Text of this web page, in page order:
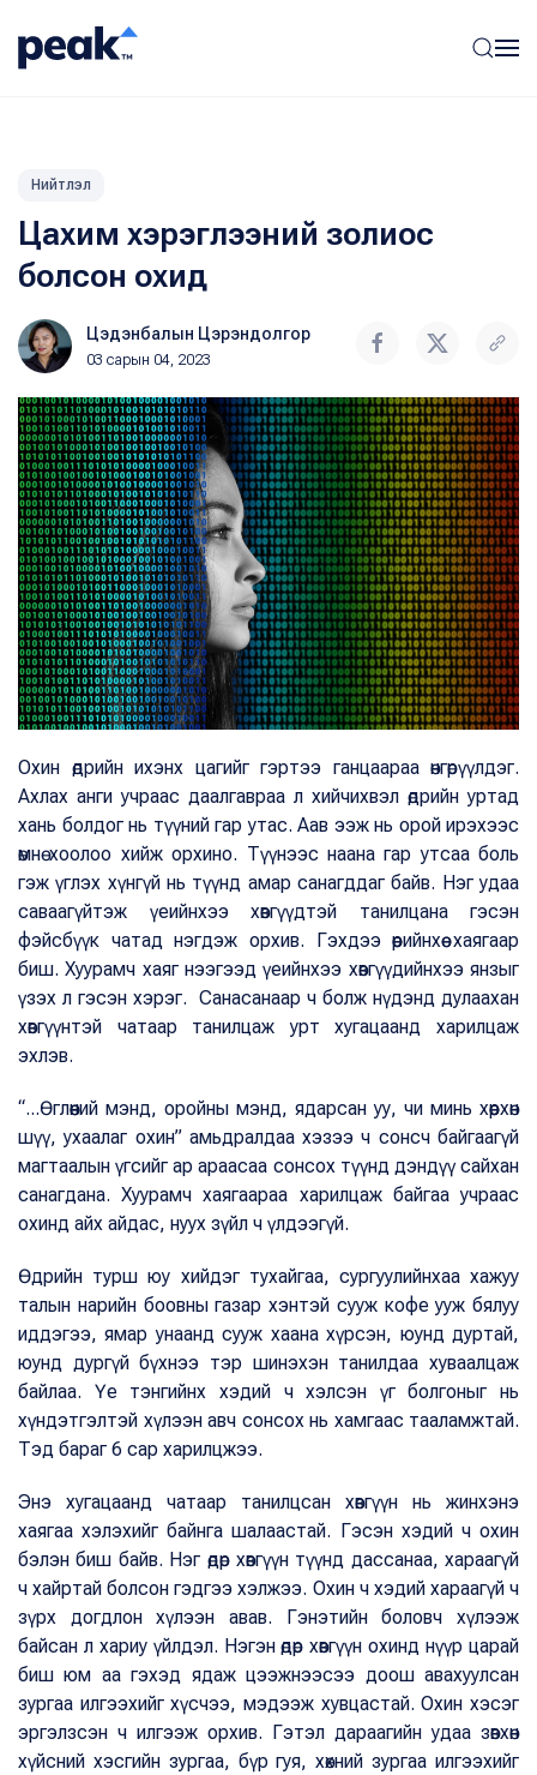
Нийтлэл
Цахим хэрэглээний золиос
болсон охид
Цэдэнбалын Цэрэндолгор
03 сарын 04, 2023
Охин өдрийн ихэнх цагийг гэртээ ганцаараа өнгөрүүлдэг.
Ахлах анги учраас даалгавраа л хийчихвэл өдрийн уртад
хань болдог нь түүний гар утас. Аав ээж нь орой ирэхээс
өмнө хоолоо хийж орхино. Түүнээс наана гар утсаа боль
гэж үглэх хүнгүй нь түүнд амар санагддаг байв. Нэг удаа
саваагүйтэж үеийнхээ хөвгүүдтэй танилцана гэсэн
фэйсбүүк чатад нэгдэж орхив. Гэхдээ өөрийнхөө хаягаар
биш. Хуурамч хаяг нээгээд үеийнхээ хөвгүүдийнхээ янзыг
үзэх л гэсэн хэрэг. Санасанаар ч болж нүдэнд дулаахан
хөвгүүнтэй чатаар танилцаж урт хугацаанд харилцаж
эхлэв.
“...Өглөөний мэнд, оройны мэнд, ядарсан уу, чи минь хөөрхөн
шүү, ухаалаг охин” амьдралдаа хэзээ ч сонсч байгаагүй
магтаалын үгсийг ар араасаа сонсох түүнд дэндүү сайхан
санагдана. Хуурамч хаягаараа харилцаж байгаа учраас
охинд айх айдас, нуух зүйл ч үлдээгүй.
Өдрийн турш юу хийдэг тухайгаа, сургуулийнхаа хажуу
талын нарийн боовны газар хэнтэй сууж кофе ууж бялуу
иддэгээ, ямар унаанд сууж хаана хүрсэн, юунд дуртай,
юунд дургүй бүхнээ тэр шинэхэн танилдаа хуваалцаж
байлаа. Үе тэнгийнх хэдий ч хэлсэн үг болгоныг нь
хүндэтгэлтэй хүлээн авч сонсох нь хамгаас тааламжтай.
Тэд бараг 6 сар харилцжээ.
Энэ хугацаанд чатаар танилцсан хөвгүүн нь жинхэнэ
хаягаа хэлэхийг байнга шалаастай. Гэсэн хэдий ч охин
бэлэн биш байв. Нэг өдөр хөвгүүн түүнд дассанаа, хараагүй
ч хайртай болсон гэдгээ хэлжээ. Охин ч хэдий хараагүй ч
зүрх догдлон хүлээн авав. Гэнэтийн боловч хүлээж
байсан л хариу үйлдэл. Нэгэн өдөр хөвгүүн охинд нүүр царай
биш юм аа гэхэд ядаж цээжнээсээ доош авахуулсан
зургаа илгээхийг хүсчээ, мэдээж хувцастай. Охин хэсэг
эргэлзсэн ч илгээж орхив. Гэтэл дараагийн удаа зөвхөн
хүйсний хэсгийн зургаа, бүр гуя, хөхний зургаа илгээхийг